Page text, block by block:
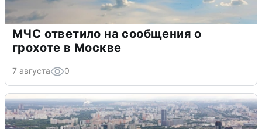
МЧС ответило на сообщения о
грохоте в Москве
7 августа 0